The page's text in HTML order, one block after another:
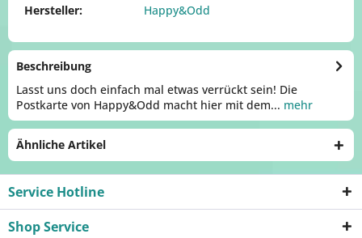
Hersteller:
Happy&Odd
Beschreibung
Lasst uns doch einfach mal etwas verrückt sein! Die
Postkarte von Happy&Odd macht hier mit dem... mehr
Ähnliche Artikel
Service Hotline
Shop Service